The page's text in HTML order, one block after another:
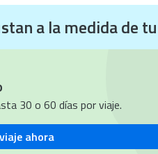
a la medida de
30 o 60 días por viaje.
ahora